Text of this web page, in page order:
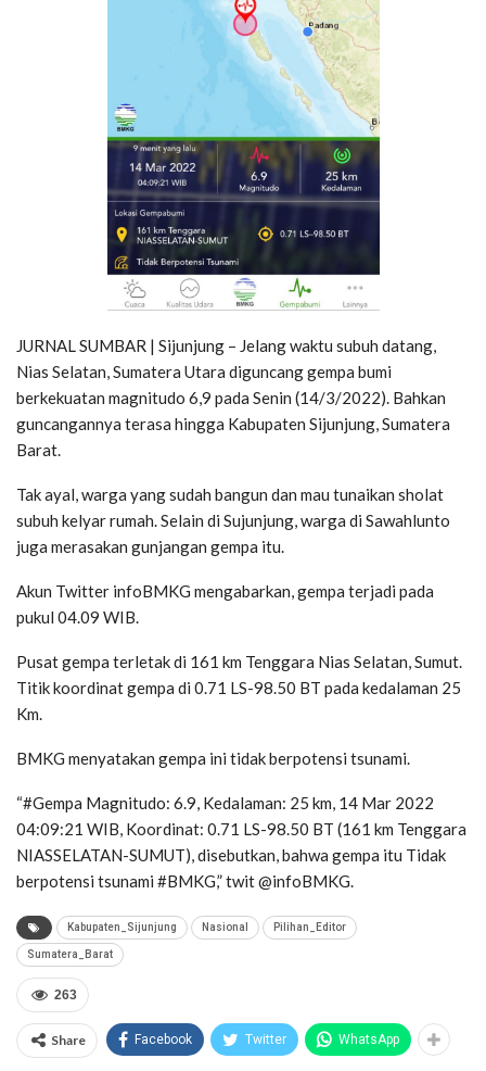
JURNAL SUMBAR | Sijunjung – Jelang waktu subuh datang,
Nias Selatan, Sumatera Utara diguncang gempa bumi
berkekuatan magnitudo 6,9 pada Senin (14/3/2022). Bahkan
guncangannya terasa hingga Kabupaten Sijunjung, Sumatera
Barat.
Tak ayal, warga yang sudah bangun dan mau tunaikan sholat
subuh kelyar rumah. Selain di Sujunjung, warga di Sawahlunto
juga merasakan gunjangan gempa itu.
Akun Twitter infoBMKG mengabarkan, gempa terjadi pada
pukul 04.09 WIB.
Pusat gempa terletak di 161 km Tenggara Nias Selatan, Sumut.
Titik koordinat gempa di 0.71 LS-98.50 BT pada kedalaman 25
Km.
BMKG menyatakan gempa ini tidak berpotensi tsunami.
“#Gempa Magnitudo: 6.9, Kedalaman: 25 km, 14 Mar 2022
04:09:21 WIB, Koordinat: 0.71 LS-98.50 BT (161 km Tenggara
NIASSELATAN-SUMUT), disebutkan, bahwa gempa itu Tidak
berpotensi tsunami #BMKG,” twit @infoBMKG.
Kabupaten_Sijunjung Nasional Pilihan_Editor
Sumatera_Barat
263
Share Facebook Twitter WhatsApp